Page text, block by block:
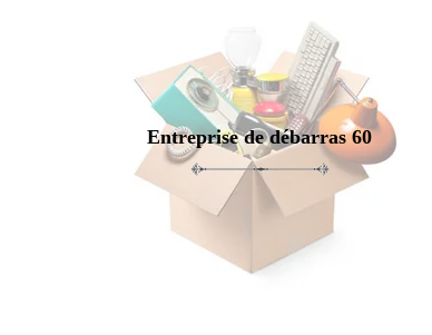
Entreprise de débarras 60